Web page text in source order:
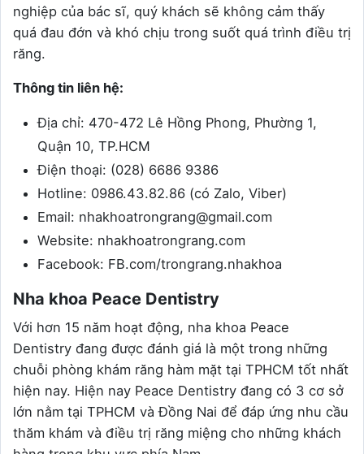
nghiệp của bác sĩ, quý khách sẽ không cảm thấy
quá đau đớn và khó chịu trong suốt quá trình điều trị
răng.
Thông tin liên hệ:
Địa chỉ: 470-472 Lê Hồng Phong, Phường 1,
Quận 10, TP.HCM
Điện thoại: (028) 6686 9386
Hotline: 0986.43.82.86 (có Zalo, Viber)
Email: nhakhoatrongrang@gmail.com
Website: nhakhoatrongrang.com
Facebook: FB.com/trongrang.nhakhoa
Nha khoa Peace Dentistry
Với hơn 15 năm hoạt động, nha khoa Peace
Dentistry đang được đánh giá là một trong những
chuỗi phòng khám răng hàm mặt tại TPHCM tốt nhất
hiện nay. Hiện nay Peace Dentistry đang có 3 cơ sở
lớn nằm tại TPHCM và Đồng Nai để đáp ứng nhu cầu
thăm khám và điều trị răng miệng cho những khách